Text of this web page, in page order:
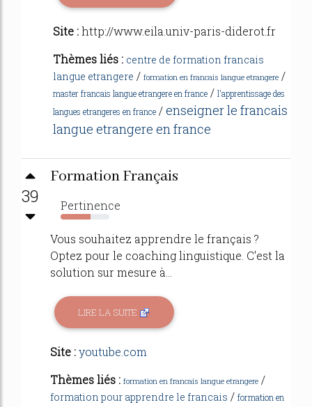
Site :http://www.eila.univ-paris-diderot.fr
Thèmes liés : centre de formation francais
langue etrangere / formation en francais langue etrangere /
master francais langue etrangere en france / l'apprentissage des
langues etrangeres en france /enseigner le francais
langue etrangere en france
39
Formation Français
Pertinence
61%
Vous souhaitez apprendre le français ?
Optez pour le coaching linguistique. C'est la
solution sur mesure à...
LIRE LA SUITE
Site :youtube.com
Thèmes liés : formation en francais langue etrangere /
formation pour apprendre le francais / formation en